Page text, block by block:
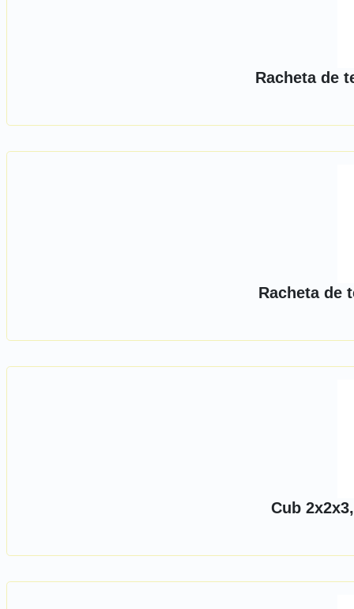
Racheta de
Racheta de
Cub